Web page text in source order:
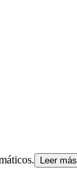
Leer más